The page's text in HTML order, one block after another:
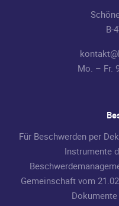
B-
Mo. – Fr.
Für Beschwerden per
Instrumente
Gemeinschaft vom